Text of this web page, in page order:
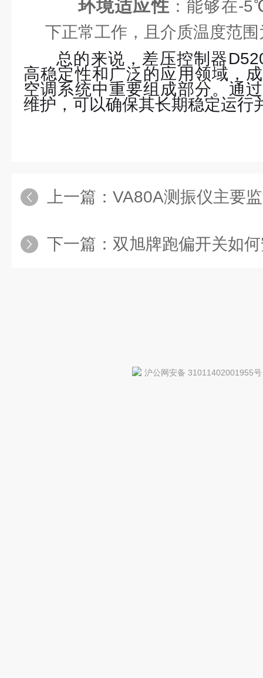
环境适应性 ：能够在-
下正常工作，且介质温度范
总的来说，差压控制器
高稳定性和广泛的应用领域，
空调系统中重要组成部分。通
维护，可以确保其长期稳定运行
上一篇： VA80A测振仪主要
下一篇： 双旭牌跑偏开关如
沪公网安备 31011402001955号